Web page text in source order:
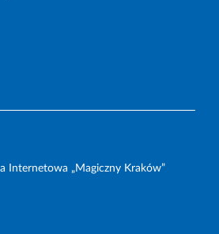
Internetowa „Magiczny Kraków”